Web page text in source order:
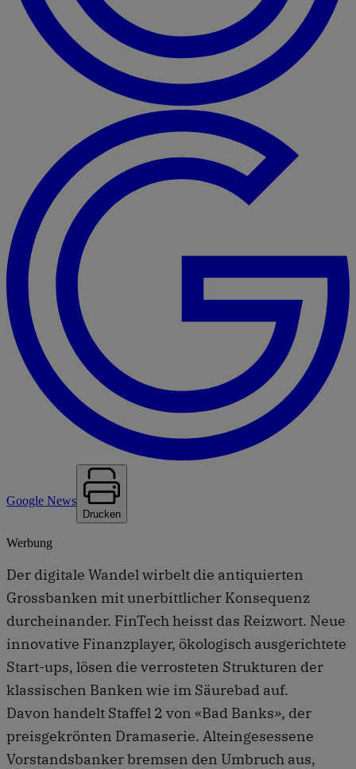
Google News
Drucken
Werbung
Der digitale Wandel wirbelt die antiquierten
Grossbanken mit unerbittlicher Konsequenz
durcheinander. FinTech heisst das Reizwort. Neue
innovative Finanzplayer, ökologisch ausgerichtete
Start-ups, lösen die verrosteten Strukturen der
klassischen Banken wie im Säurebad auf.
Davon handelt Staffel 2 von «Bad Banks», der
preisgekrönten Dramaserie. Alteingesessene
Vorstandsbanker bremsen den Umbruch aus,